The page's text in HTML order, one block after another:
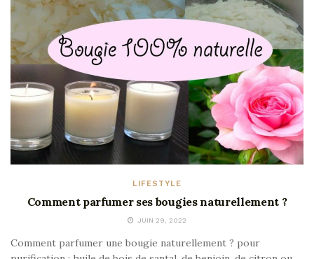
LIFESTYLE
Comment parfumer ses bougies naturellement ?
JUIN 29, 2022
Comment parfumer une bougie naturellement ? pour